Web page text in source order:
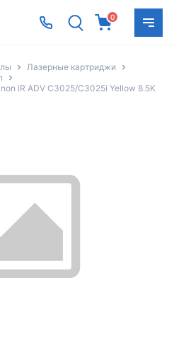
0
Лазерные картриджи
iR ADV C3025/C3025i Yellow 8.5K